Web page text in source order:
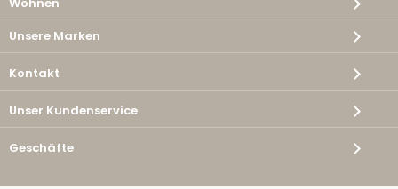
Unsere Marken
Kontakt
Unser Kundenservice
Geschäfte